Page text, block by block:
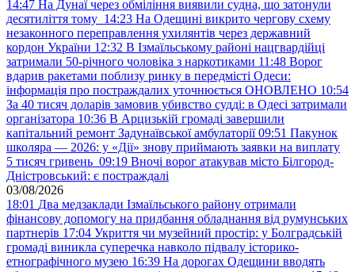
14:47 На Дунаї через обміління виявили судна, що затонули
десятиліття тому 14:23 На Одещині викрито чергову схему
незаконного переправлення ухилянтів через державний
кордон України 12:32 В Ізмаїльському районі нацгвардійці
затримали 50-річного чоловіка з наркотиками 11:48 Ворог
вдарив ракетами поблизу ринку в передмісті Одеси:
інформація про постраждалих уточнюється ОНОВЛЕНО 10:54
За 40 тисяч доларів замовив убивство судді: в Одесі затримали
організатора 10:36 В Арцизькій громаді завершили
капітальний ремонт Задунаївської амбулаторії 09:51 Пакунок
школяра — 2026: у «Дії» знову приймають заявки на виплату
5 тисяч гривень 09:19 Вночі ворог атакував місто Білгород-
Дністровський: є постраждалі
03/08/2026
18:01 Два медзаклади Ізмаїльського району отримали
фінансову допомогу на придбання обладнання від румунських
партнерів 17:04 Укриття чи музейний простір: у Болградській
громаді виникла суперечка навколо підвалу історико-
етнографічного музею 16:39 На дорогах Одещини вводять